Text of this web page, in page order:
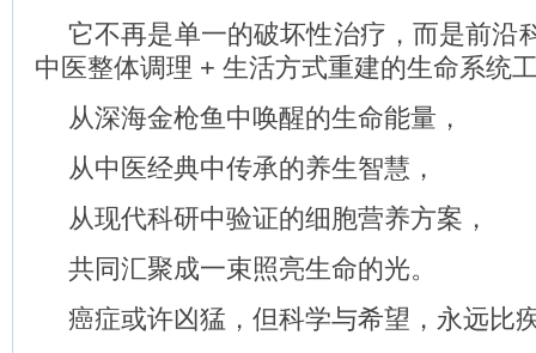
它不再是单一的破坏性治疗，而是前沿
中医整体调理 + 生活方式重建的生命系统
从深海金枪鱼中唤醒的生命能量，
从中医经典中传承的养生智慧，
从现代科研中验证的细胞营养方案，
共同汇聚成一束照亮生命的光。
癌症或许凶猛，但科学与希望，永远比